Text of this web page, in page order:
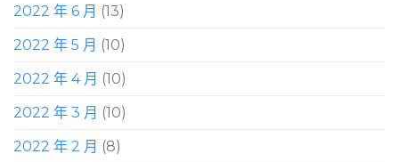
2022 年 6 月 (13)
2022 年 5 月 (10)
2022 年 4 月 (10)
2022 年 3 月 (10)
2022 年 2 月 (8)